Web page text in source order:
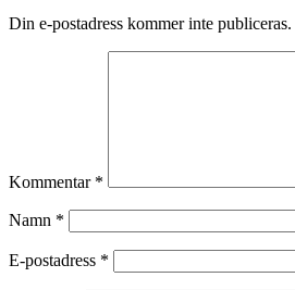
Din e-postadress kommer inte publiceras.
Kommentar *
Namn *
E-postadress *